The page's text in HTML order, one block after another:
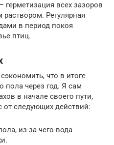
всех зазоров
Регулярная
в период покоя
птиц.
что в итоге
пола через год. Я сам
в начале своего пути,
от следующих действий:
из-за чего вода